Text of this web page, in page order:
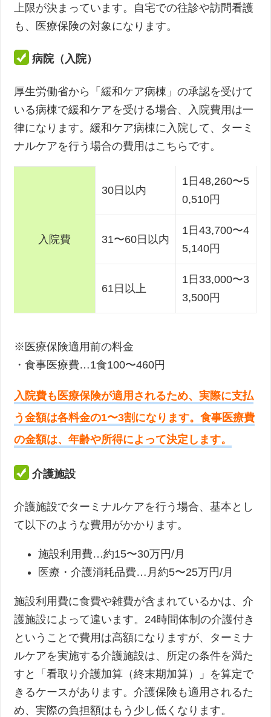
上限が決まっています。自宅での往診や訪問看護
も、医療保険の対象になります。
病院（入院）
厚生労働省から「緩和ケア病棟」の承認を受けて
いる病棟で緩和ケアを受ける場合、入院費用は一
律になります。緩和ケア病棟に入院して、ターミ
ナルケアを行う場合の費用はこちらです。
入院費
30日以内
1日48,260〜5
0,510円
31〜60日以内
1日43,700〜4
5,140円
61日以上
1日33,000〜3
3,500円
※医療保険適用前の料金
・食事医療費…1食100〜460円
入院費も医療保険が適用されるため、実際に支払
う金額は各料金の1〜3割になります。食事医療費
の金額は、年齢や所得によって決定します。
介護施設
介護施設でターミナルケアを行う場合、基本とし
て以下のような費用がかかります。
施設利用費…約15〜30万円/月
医療・介護消耗品費…月約5〜25万円/月
施設利用費に食費や雑費が含まれているかは、介
護施設によって違います。24時間体制の介護付き
ということで費用は高額になりますが、ターミナ
ルケアを実施する介護施設は、所定の条件を満た
すと「看取り介護加算（終末期加算）」を算定で
きるケースがあります。介護保険も適用されるた
め、実際の負担額はもう少し低くなります。